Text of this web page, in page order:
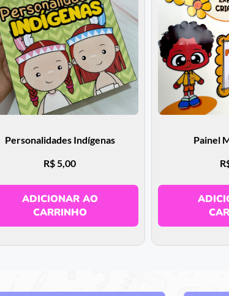
Personalidades Indígenas
R$5,00
ADICIONAR AO
CARRINHO
Painel